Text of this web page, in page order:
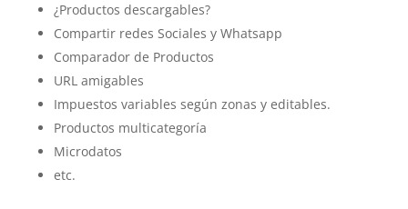
¿Productos descargables?
Compartir redes Sociales y Whatsapp
Comparador de Productos
URL amigables
Impuestos variables según zonas y editables.
Productos multicategoría
Microdatos
etc.